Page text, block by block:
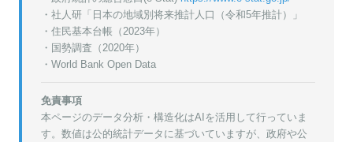
・ 社人研「日本の地域別将来推計人口（令和5年推計）」
・ 住民基本台帳（2023年）
・ 国勢調査（2020年）
・World Bank Open Data
免責事項
本ページのデータ分析・構造化はAIを活用して行っていま
す。数値は公的統計データに基づいていますが、政府や公